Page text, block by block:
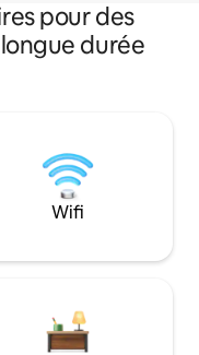
pour des
durée
Wifi